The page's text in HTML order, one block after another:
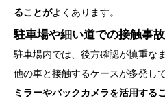
ることがよくあります。
駐車場や細い道での接触事故
駐車場内では、後方確認が慎重な
他の車と接触するケースが多発し
ミラーやバックカメラを活用する